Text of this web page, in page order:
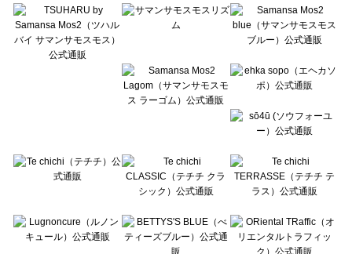
Lugnoncure（ルノンキュール）のスカート一覧
BETTY'S BLUE（べティーズブルー）のスカート一覧
Wpc.（ワールドパーティー）のスカート一覧